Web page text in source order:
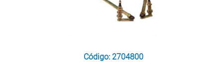
Código: 2704800